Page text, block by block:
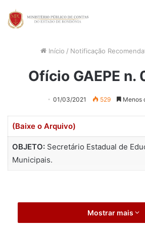
Início / Notificação
Ofício GAEPE n.
01/03/2021 529 Menos
(Baixe o Arquivo)
OBJETO:Secretário Estadual de
Municipais.
Mostrar mais